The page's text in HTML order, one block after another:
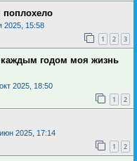
2025, 15:58
1 2 3
годом моя жизнь
2025, 18:50
1 2
2025, 17:14
1 2